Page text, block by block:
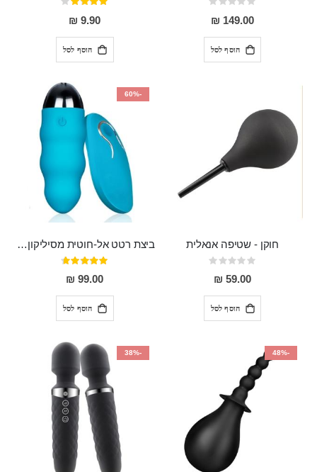
Rating:
0%
149.00 ₪
הוסף לסל
דירוג:
80%
9.90 ₪
הוסף לסל
חוקן - שטיפה אנאלית
Rating:
0%
59.00 ₪
הוסף לסל
-60%
ביצת רטט אל-חוטית מסיליקון רפואי בגודל של 8 ס"מ ורוחב 3 ס"מ בעלת 20 מהירויות שונות "ENKI"
דירוג:
93%
99.00 ₪
הוסף לסל
-48%
-38%